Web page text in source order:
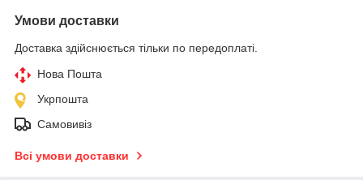
Умови доставки
Доставка здійснюється тільки по передоплаті.
Нова Пошта
Укрпошта
Самовивіз
Всі умови доставки